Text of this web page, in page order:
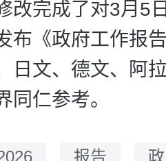
改完成了对3月5
布《政府工作报
日文、德文、阿
同仁参考。
报告